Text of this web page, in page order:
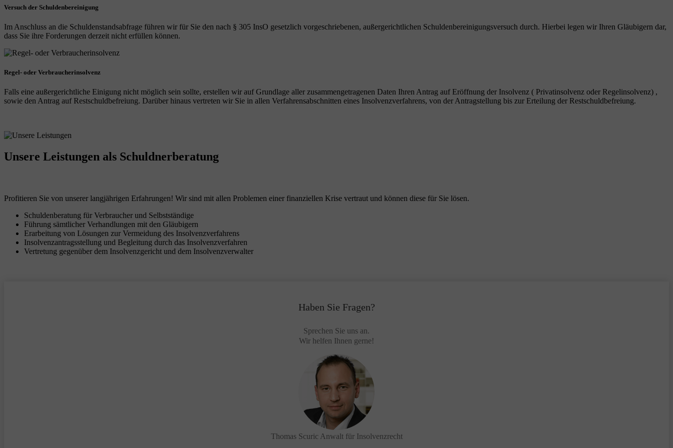
Versuch der Schuldenbereinigung
Im Anschluss an die Schuldenstandsabfrage führen wir für Sie den nach § 305 InsO gesetzlich vorgeschriebenen, außergerichtlichen Schuldenbereinigungsversuch durch. Hierbei legen wir Ihren Gläubigern dar,
dass Sie ihre Forderungen derzeit nicht erfüllen können.
Regel- oder Verbraucherinsolvenz
Falls eine außergerichtliche Einigung nicht möglich sein sollte, erstellen wir auf Grundlage aller zusammengetragenen Daten Ihren Antrag auf Eröffnung der Insolvenz ( Privatinsolvenz oder Regelinsolvenz) ,
sowie den Antrag auf Restschuldbefreiung. Darüber hinaus vertreten wir Sie in allen Verfahrensabschnitten eines Insolvenzverfahrens, von der Antragstellung bis zur Erteilung der Restschuldbefreiung.
Unsere Leistungen als Schuldnerberatung
Profitieren Sie von unserer langjährigen Erfahrungen! Wir sind mit allen Problemen einer finanziellen Krise vertraut und können diese für Sie lösen.
Schuldenberatung für Verbraucher und Selbstständige
Führung sämtlicher Verhandlungen mit den Gläubigern
Erarbeitung von Lösungen zur Vermeidung des Insolvenzverfahrens
Insolvenzantragsstellung und Begleitung durch das Insolvenzverfahren
Vertretung gegenüber dem Insolvenzgericht und dem Insolvenzverwalter
Haben Sie Fragen?
Sprechen Sie uns an.
Wir helfen Ihnen gerne!
Thomas Scuric Anwalt für Insolvenzrecht